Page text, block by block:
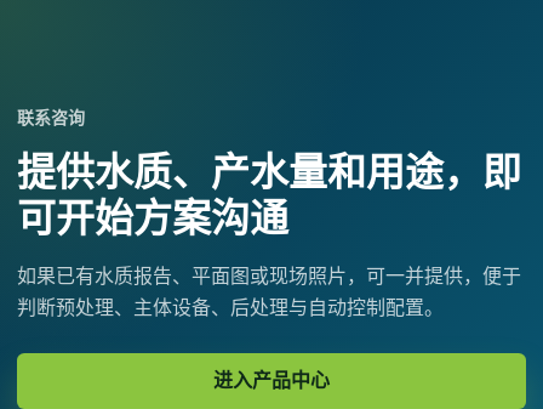
联系咨询
提供水质、产水量和用途，即
可开始方案沟通
如果已有水质报告、平面图或现场照片，可一并提供，便于
判断预处理、主体设备、后处理与自动控制配置。
进入产品中心